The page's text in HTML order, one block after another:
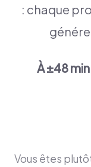
: chaque
À ±48
Vous êtes